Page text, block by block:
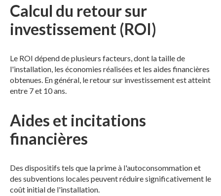
Calcul du retour sur
investissement (ROI)
Le ROI dépend de plusieurs facteurs, dont la taille de
l'installation, les économies réalisées et les aides financières
obtenues. En général, le retour sur investissement est atteint
entre 7 et 10 ans.
Aides et incitations
financières
Des dispositifs tels que la prime à l'autoconsommation et
des subventions locales peuvent réduire significativement le
coût initial de l'installation.